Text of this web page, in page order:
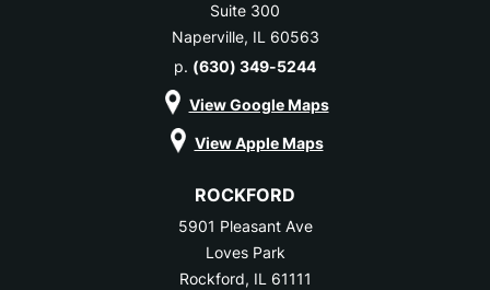
Suite 300
Naperville, IL 60563
p. (630) 349-5244
View Google Maps
View Apple Maps
ROCKFORD
5901 Pleasant Ave
Loves Park
Rockford, IL 61111